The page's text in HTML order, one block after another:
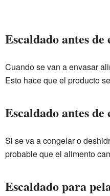
Escaldado antes de
Cuando se van a envasar
Esto hace que el producto
Escaldado antes
Si se va a congelar o
probable que el alimento
Escaldado para